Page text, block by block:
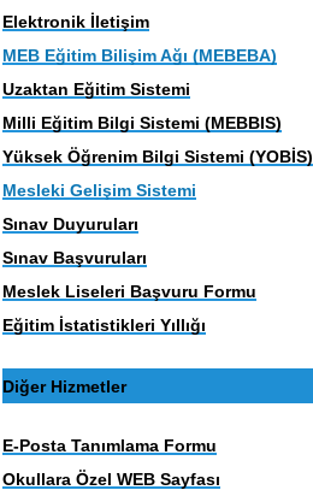
Elektronik İletişim
MEB Eğitim Bilişim Ağı (MEBEBA)
Uzaktan Eğitim Sistemi
Milli Eğitim Bilgi Sistemi (MEBBIS)
Yüksek Öğrenim Bilgi Sistemi (YOBİS)
Mesleki Gelişim Sistemi
Sınav Duyuruları
Sınav Başvuruları
Meslek Liseleri Başvuru Formu
Eğitim İstatistikleri Yıllığı
Diğer Hizmetler
E-Posta Tanımlama Formu
Okullara Özel WEB Sayfası